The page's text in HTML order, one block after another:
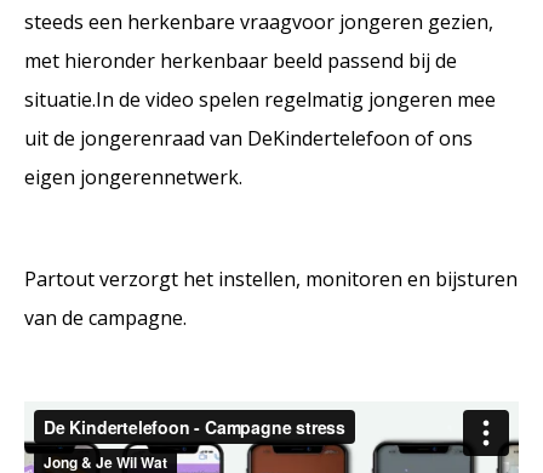
steeds een herkenbare vraagvoor jongeren gezien,
met hieronder herkenbaar beeld passend bij de
situatie.In de video spelen regelmatig jongeren mee
uit de jongerenraad van DeKindertelefoon of ons
eigen jongerennetwerk.
Partout verzorgt het instellen, monitoren en bijsturen
van de campagne.